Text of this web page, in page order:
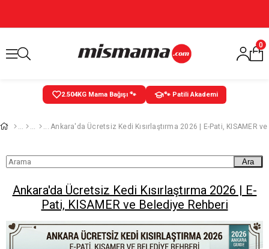
0
2.505KG Mama Bağışı 🐾 🐾 Patili Akademi
Ara
Ankara'da Ücretsiz Kedi Kısırlaştırma 2026 | E-
Pati, KISAMER ve Belediye Rehberi